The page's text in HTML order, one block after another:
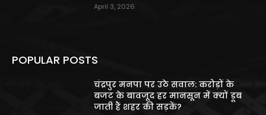
April 3, 2026
POPULAR POSTS
चंद्रपुर मनपा पर उठे सवाल: करोड़ों के
बजट के बावजूद हर मानसून में क्यों डूब
जाती हैं शहर की सड़कें?